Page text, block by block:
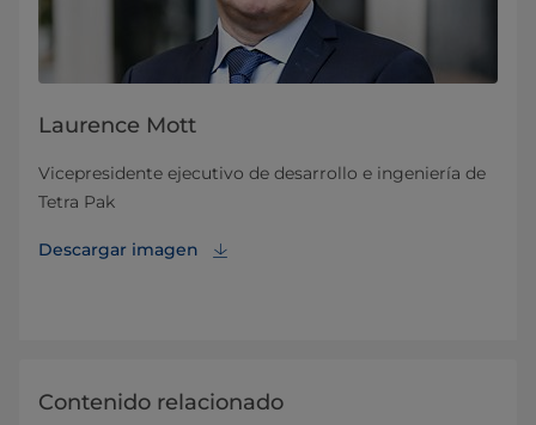
Laurence Mott
Vicepresidente ejecutivo de desarrollo e ingeniería de
Tetra Pak
Descargar imagen
Contenido relacionado